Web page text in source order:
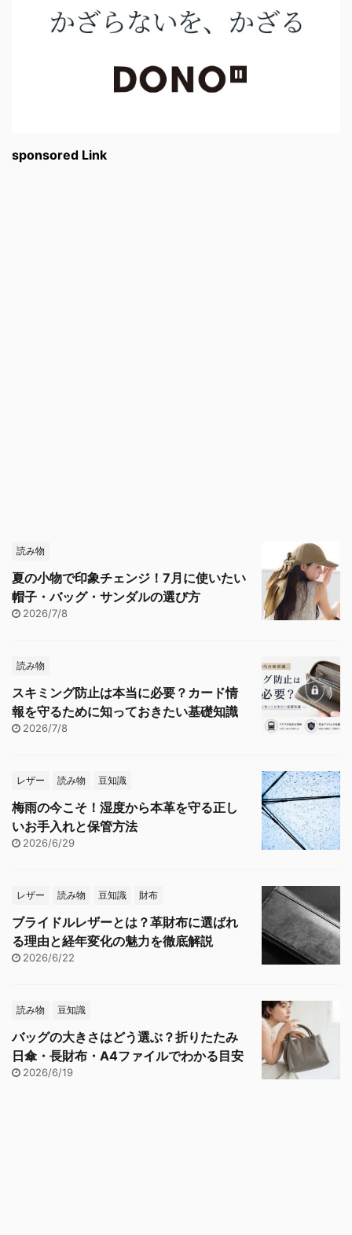
sponsored Link
読み物
夏の小物で印象チェンジ！7月に使いたい
帽子・バッグ・サンダルの選び方
2026/7/8
読み物
スキミング防止は本当に必要？カード情
報を守るために知っておきたい基礎知識
2026/7/8
レザー 読み物 豆知識
梅雨の今こそ！湿度から本革を守る正し
いお手入れと保管方法
2026/6/29
レザー 読み物 豆知識 財布
ブライドルレザーとは？革財布に選ばれ
る理由と経年変化の魅力を徹底解説
2026/6/22
読み物 豆知識
バッグの大きさはどう選ぶ？折りたたみ
日傘・長財布・A4ファイルでわかる目安
2026/6/19